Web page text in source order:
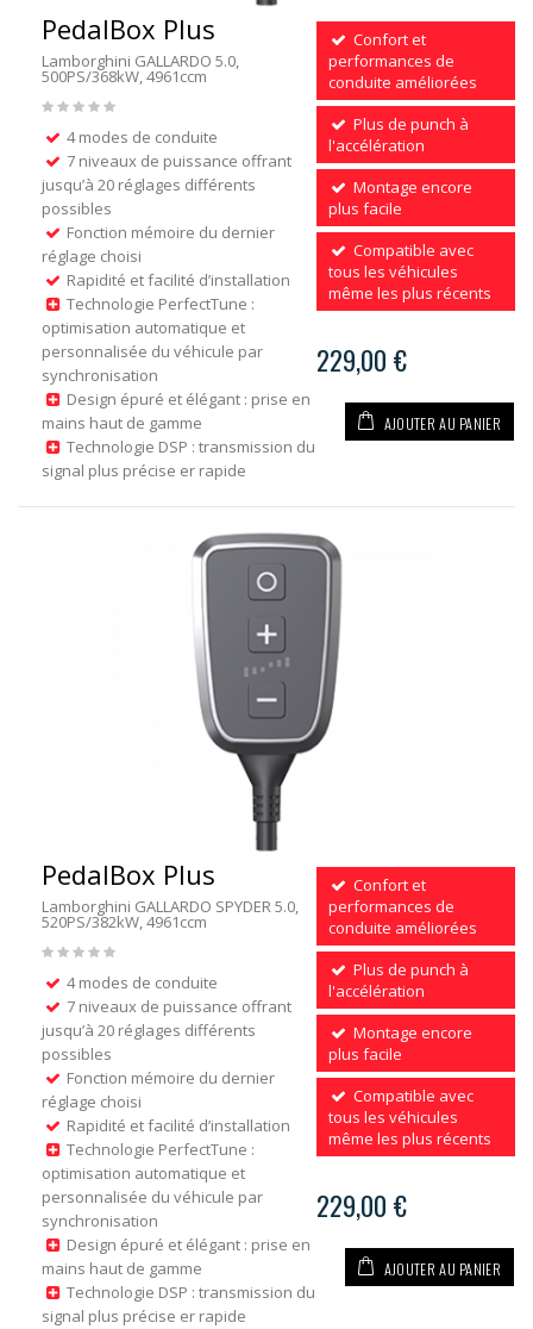
PedalBox Plus
Lamborghini GALLARDO 5.0,
500PS/368kW, 4961ccm
4 modes de conduite
7 niveaux de puissance offrant
jusqu’à 20 réglages différents
possibles
Fonction mémoire du dernier
réglage choisi
Rapidité et facilité d’installation
Technologie PerfectTune :
optimisation automatique et
personnalisée du véhicule par
synchronisation
Design épuré et élégant : prise en
mains haut de gamme
Technologie DSP : transmission du
signal plus précise er rapide
Confort et
performances de
conduite améliorées
Plus de punch à
l'accélération
Montage encore
plus facile
Compatible avec
tous les véhicules
même les plus récents
229,00 €
AJOUTER AU PANIER
PedalBox Plus
Lamborghini GALLARDO SPYDER 5.0,
520PS/382kW, 4961ccm
4 modes de conduite
7 niveaux de puissance offrant
jusqu’à 20 réglages différents
possibles
Fonction mémoire du dernier
réglage choisi
Rapidité et facilité d’installation
Technologie PerfectTune :
optimisation automatique et
personnalisée du véhicule par
synchronisation
Design épuré et élégant : prise en
mains haut de gamme
Technologie DSP : transmission du
signal plus précise er rapide
Confort et
performances de
conduite améliorées
Plus de punch à
l'accélération
Montage encore
plus facile
Compatible avec
tous les véhicules
même les plus récents
229,00 €
AJOUTER AU PANIER